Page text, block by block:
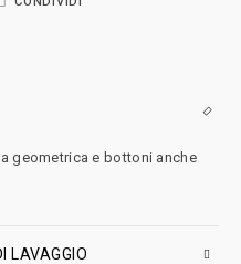
geometrica e bottoni anche
LAVAGGIO